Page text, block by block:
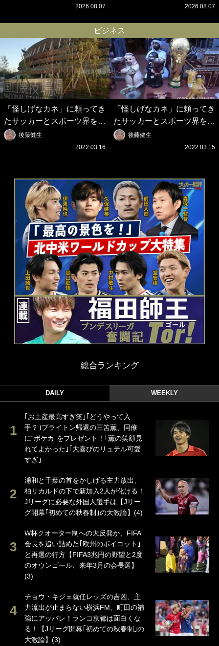
大評判！｢カッコいい｣｢好き
2026.08.07
が 札幌は百年構想リーグの
のJ2のミカタ】(2)
2026.08.07
ビジネス
「怪しげなカネ」に頼ってき
たサッカーとスポーツ界を待
つ未来(4)スポーツを「持続
可能」にする「真の投資」の
後藤健生
2022.03.16
「怪しげなカネ」に頼ってき
たサッカーとスポーツ界を待
つ未来(3)「ロシアン・マネ
ー」に続く中東の「オイルマ
後藤健生
2022.03.15
総合ランキング
DAILY WEEKLY
｢お土産最高すぎ笑｣｢どうやって入
手？｣ブライトン帰還の三笘薫、同僚
に“ポケカ”をプレゼント！｢薫の笑顔見
れてよかった｣｢大喜びのリュテル可愛
すぎ｣
浦和と千葉の首をかしげる主力放出、
柏リカルドの下で新加入2人が化ける！
Jリーグに必要な外国人選手は【Jリー
グ開幕｢初めての秋春制｣の大激論】(4)
W杯クオーター制への大反発か、FIFA
会長を追い詰めた｢欧州のボイコット｣
と再選の行方【FIFA3兆円の野望と2度
のオウンゴール、来年3月の会長選】
(3)
チョウ・キジェ就任レッズの吉凶、主
力流出が止まらない横浜FM、町田の補
強にアッパレ！ランコ京都は面白くな
る！【Jリーグ開幕｢初めての秋春制｣の
大激論】(3)